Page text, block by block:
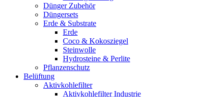
Dünger Zubehör
Düngersets
Erde & Substrate
Erde
Coco & Kokosziegel
Steinwolle
Hydrosteine & Perlite
Pflanzenschutz
Belüftung
Aktivkohlefilter
Aktivkohlefilter Industrie